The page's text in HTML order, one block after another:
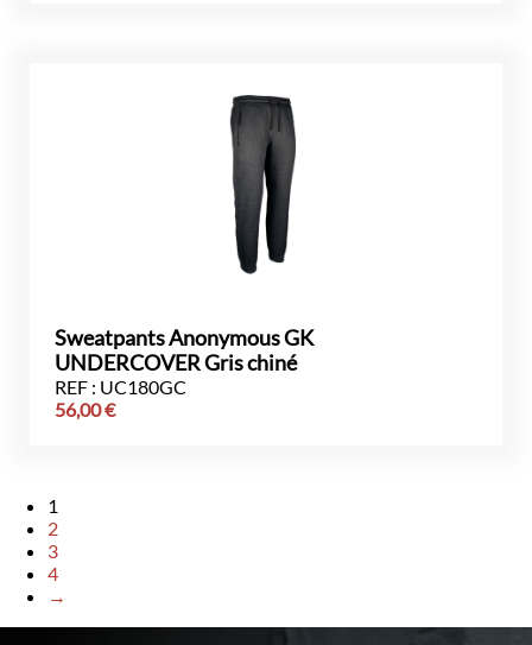
Sweatpants Anonymous GK
UNDERCOVER Gris chiné
REF : UC180GC
56,00€
1
2
3
4
→